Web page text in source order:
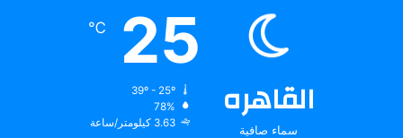
القاهره
سماء صافية
25
℃
78%
3.63 كيلومتر/ساعة